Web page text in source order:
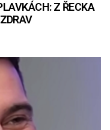
Z ŘECKA